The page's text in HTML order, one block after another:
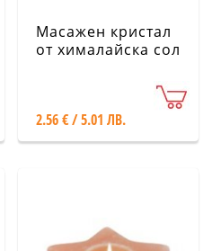
Масажен кристал
от хималайска сол
2.56 € / 5.01 ЛВ.